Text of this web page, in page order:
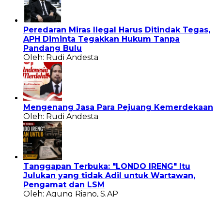
Peredaran Miras Ilegal Harus Ditindak Tegas,
APH Diminta Tegakkan Hukum Tanpa
Pandang Bulu
Oleh: Rudi Andesta
Mengenang Jasa Para Pejuang Kemerdekaan
Oleh: Rudi Andesta
Tanggapan Terbuka: "LONDO IRENG" Itu
Julukan yang tidak Adil untuk Wartawan,
Pengamat dan LSM
Oleh: Agung Riano, S.AP